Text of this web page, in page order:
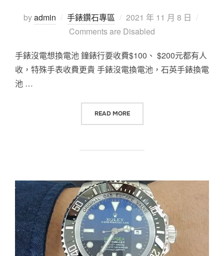
byadmin 手錶鑽石專區
Posted
on
2021 年 11 月 8 日
Comments are Disabled
手錶沒電想換電池 鐘錶行要收費$100、 $200元都有人
收，特殊手表收費更貴 手錶沒電換電池，石英手錶換電
池 …
READ MORE“手錶換電池 專業店家免費更換 回